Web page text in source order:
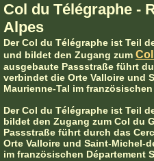
Col du Télégraphe -
Alpes
Der Col du Télégraphe ist Teil
und bildet den Zugang zum
ausgebaute Passstraße führt
verbindet die Orte Valloire und
Maurienne-Tal im
Der Col du Télégraphe ist Teil
bildet den Zugang zum Col du
Passstraße führt durch das
Orte Valloire und Saint-Michel-
im französischen Département